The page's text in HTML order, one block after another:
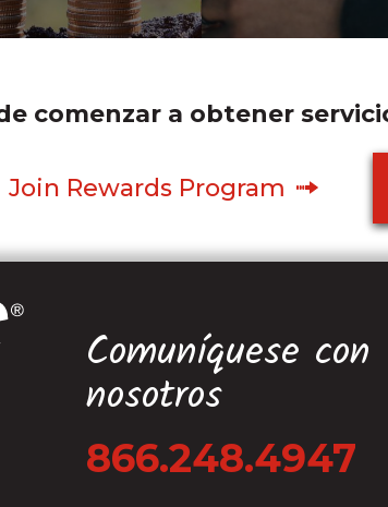
comenzar a obtener
Join Rewards Program
Comuníquese con
nosotros
866.248.4947